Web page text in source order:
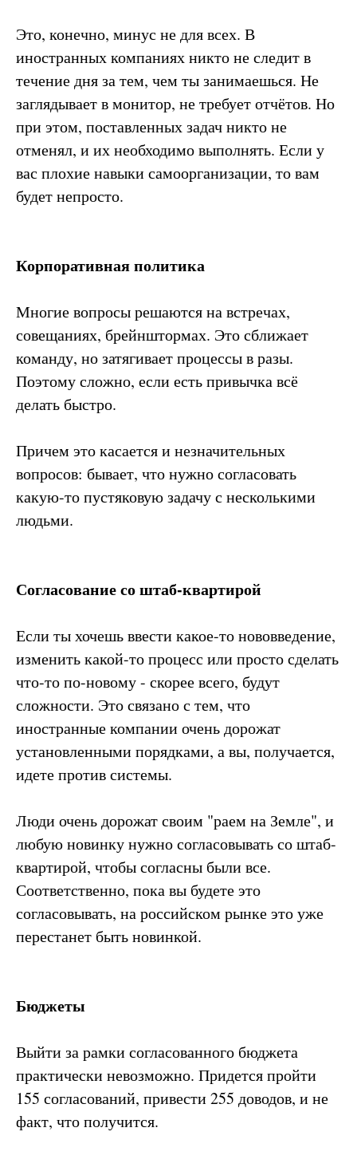
Это, конечно, минус не для всех. В
иностранных компаниях никто не следит в
течение дня за тем, чем ты занимаешься. Не
заглядывает в монитор, не требует отчётов. Но
при этом, поставленных задач никто не
отменял, и их необходимо выполнять. Если у
вас плохие навыки самоорганизации, то вам
будет непросто.
Корпоративная политика
Многие вопросы решаются на встречах,
совещаниях, брейнштормах. Это сближает
команду, но затягивает процессы в разы.
Поэтому сложно, если есть привычка всё
делать быстро.
Причем это касается и незначительных
вопросов: бывает, что нужно согласовать
какую-то пустяковую задачу с несколькими
людьми.
Согласование со штаб-квартирой
Если ты хочешь ввести какое-то нововведение,
изменить какой-то процесс или просто сделать
что-то по-новому - скорее всего, будут
сложности. Это связано с тем, что
иностранные компании очень дорожат
установленными порядками, а вы, получается,
идете против системы.
Люди очень дорожат своим "раем на Земле", и
любую новинку нужно согласовывать со штаб-
квартирой, чтобы согласны были все.
Соответственно, пока вы будете это
согласовывать, на российском рынке это уже
перестанет быть новинкой.
Бюджеты
Выйти за рамки согласованного бюджета
практически невозможно. Придется пройти
155 согласований, привести 255 доводов, и не
факт, что получится.